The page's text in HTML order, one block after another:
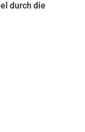
durch die